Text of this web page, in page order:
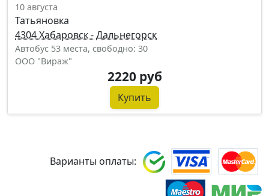
10 августа
Татьяновка
4304 Хабаровск - Дальнегорск
Автобус 53 места, свободно: 30
ООО "Вираж"
2220 руб
Купить
Варианты оплаты: